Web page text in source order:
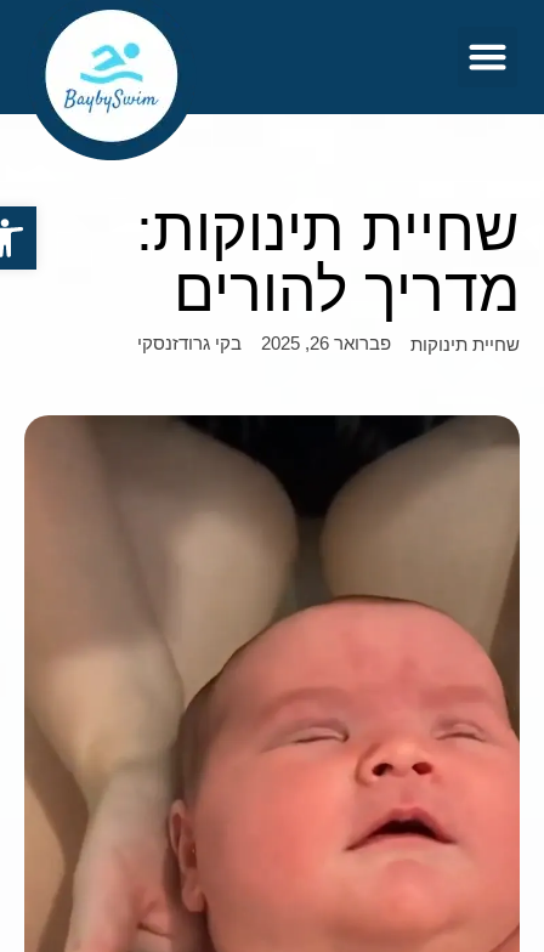
שחיית תינוקות:
מדריך להורים
שחיית תינוקות פברואר 26, 2025 בקי גרודזנסקי
פתח